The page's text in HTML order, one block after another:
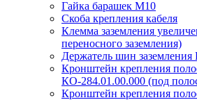
Гайка барашек М10
Скоба крепления кабеля
Клемма заземления
переносного заземления)
Держатель шин
Кронштейн крепления
КО-284.01.00.000 (под
Кронштейн крепления